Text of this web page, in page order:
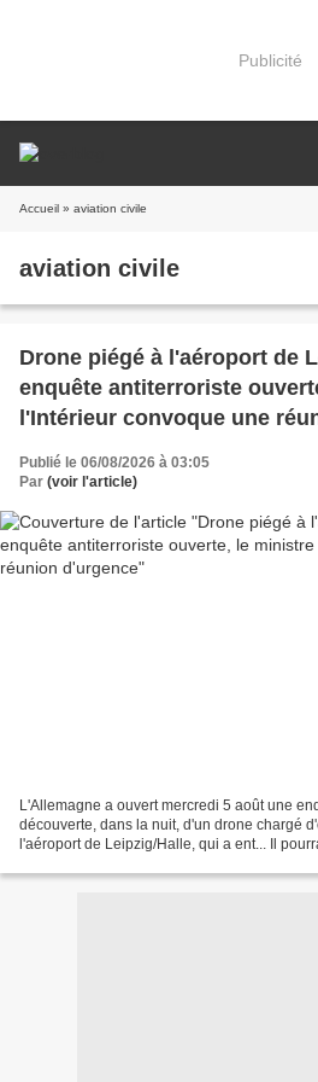
Publicité
Accueil » aviation civile
aviation civile
Drone piégé à l'aéroport de
enquête antiterroriste
l'Intérieur convoque une
Publié le 06/08/2026 à 03:05
Par (voir l'article)
L'Allemagne a ​ouvert mercredi 5 août une
découverte, dans la nuit, d'un drone chargé
l'aéroport de Leipzig/Halle, qui a ent... Il